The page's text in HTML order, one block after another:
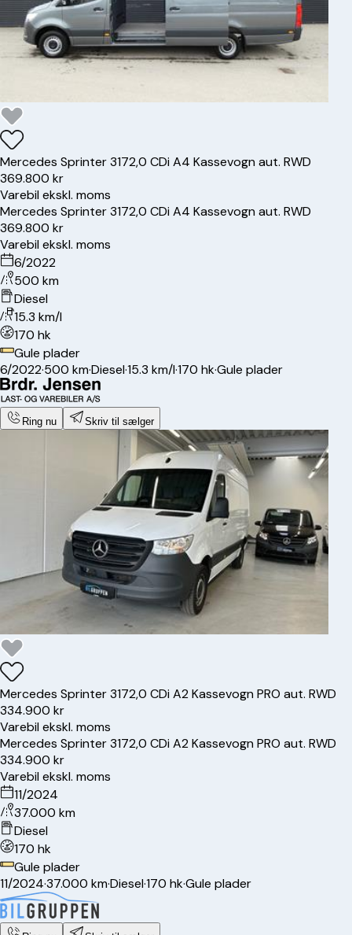
Mercedes Sprinter 3172,0 CDi A4 Kassevogn aut. RWD
369.800 kr
Varebil ekskl. moms
Mercedes Sprinter 3172,0 CDi A4 Kassevogn aut. RWD
369.800 kr
Varebil ekskl. moms
6/2022
500 km
Diesel
15.3 km/l
170 hk
Gule plader
6/2022·500 km·Diesel·15.3 km/l·170 hk·Gule plader
Ring nu Skriv til sælger
Mercedes Sprinter 3172,0 CDi A2 Kassevogn PRO aut. RWD
334.900 kr
Varebil ekskl. moms
Mercedes Sprinter 3172,0 CDi A2 Kassevogn PRO aut. RWD
334.900 kr
Varebil ekskl. moms
11/2024
37.000 km
Diesel
170 hk
Gule plader
11/2024·37.000 km·Diesel·170 hk·Gule plader